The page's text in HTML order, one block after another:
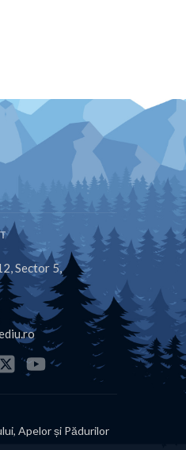
Sector 5,
Apelor și Pădurilor